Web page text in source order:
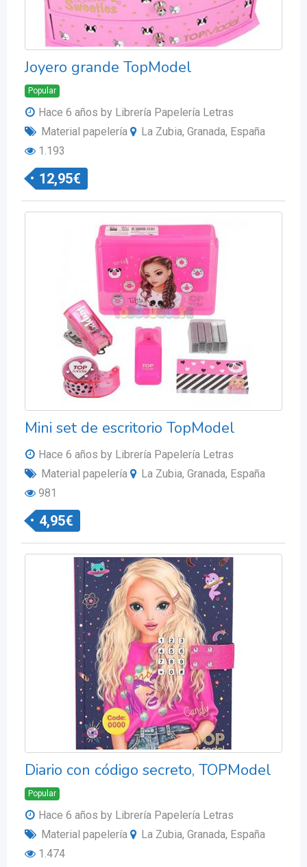
Joyero grande TopModel
Popular
Hace 6 años by Librería Papelería Letras
Material papelería
La Zubia, Granada, España
1.193
12,95€
Mini set de escritorio TopModel
Hace 6 años by Librería Papelería Letras
Material papelería
La Zubia, Granada, España
981
4,95€
Diario con código secreto, TOPModel
Popular
Hace 6 años by Librería Papelería Letras
Material papelería
La Zubia, Granada, España
1.474